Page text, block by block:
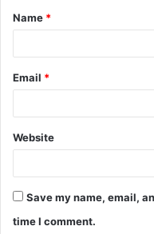
Name *
Email *
Website
Save my name, email,
time I comment.